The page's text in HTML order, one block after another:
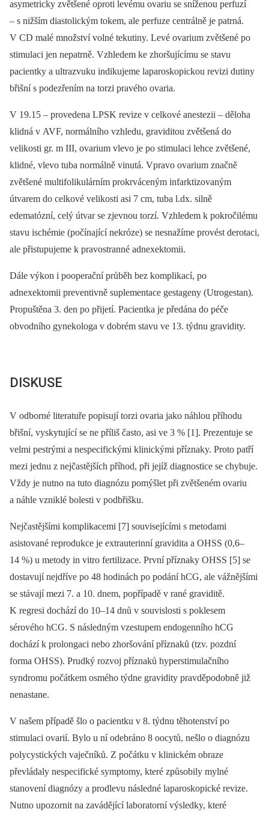
asymetricky zvětšené oproti levému ovariu se sníženou perfuzí
–⁠ s nižším diastolickým tokem, ale perfuze centrálně je patrná.
V CD malé množství volné tekutiny. Levé ovarium zvětšené po
stimulaci jen nepatrně. Vzhledem ke zhoršujícímu se stavu
pacientky a ultrazvuku indikujeme laparoskopickou revizi dutiny
břišní s podezřením na torzi pravého ovaria.
V 19.15 –⁠ provedena LPSK revize v celkové anestezii –⁠ děloha
klidná v AVF, normálního vzhledu, graviditou zvětšená do
velikosti gr. m III, ovarium vlevo je po stimulaci lehce zvětšené,
klidné, vlevo tuba normálně vinutá. Vpravo ovarium značně
zvětšené multifolikulárním prokrváceným infarktizovaným
útvarem do celkové velikosti asi 7 cm, tuba l.dx. silně
edematózní, celý útvar se zjevnou torzí. Vzhledem k pokročilému
stavu ischémie (počínající nekróze) se nesnažíme provést derotaci,
ale přistupujeme k pravostranné adnexektomii.
Dále výkon i pooperační průběh bez komplikací, po
adnexektomii preventivně suplementace gestageny (Utrogestan).
Propuštěna 3. den po přijetí. Pacientka je předána do péče
obvodního gynekologa v dobrém stavu ve 13. týdnu gravidity.
DISKUSE
V odborné literatuře popisují torzi ovaria jako náhlou příhodu
břišní, vyskytující se ne příliš často, asi ve 3 % [1]. Prezentuje se
velmi pestrými a nespecifickými klinickými příznaky. Proto patří
mezi jednu z nejčastějších příhod, při jejíž diagnostice se chybuje.
Vždy je nutno na tuto diagnózu pomýšlet při zvětšeném ovariu
a náhle vzniklé bolesti v podbřišku.
Nejčastějšími komplikacemi [7] souvisejícími s metodami
asistované reprodukce je extrauterinní gravidita a OHSS (0,6–
14 %) u metody in vitro fertilizace. První příznaky OHSS [5] se
dostavují nejdříve po 48 hodinách po podání hCG, ale vážnějšími
se stávají mezi 7. a 10. dnem, popřípadě v rané graviditě.
K regresi dochází do 10–14 dnů v souvislosti s poklesem
sérového hCG. S následným vzestupem endogenního hCG
dochází k prolongaci nebo zhoršování příznaků (tzv. pozdní
forma OHSS). Prudký rozvoj příznaků hyperstimulačního
syndromu počátkem osmého týdne gravidity pravděpodobně již
nenastane.
V našem případě šlo o pacientku v 8. týdnu těhotenství po
stimulaci ovarií. Bylo u ní odebráno 8 oocytů, nešlo o diagnózu
polycystických vaječníků. Z počátku v klinickém obraze
převládaly nespecifické symptomy, které způsobily mylné
stanovení diagnózy a prodlevu následné laparoskopické revize.
Nutno upozornit na zavádějící laboratorní výsledky, které